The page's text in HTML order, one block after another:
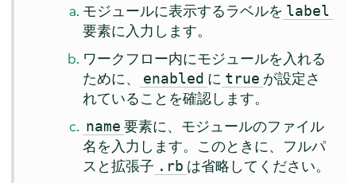
モジュールに表示するラベルを label
要素に入力します。
ワークフロー内にモジュールを入れる
ために、
enabled に true が設定さ
れていることを確認します。
name 要素に、モジュールのファイル
名を入力します。このときに、フルパ
スと拡張子 .rb は省略してください。